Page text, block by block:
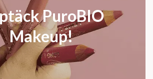
PuroBIO
Makeup!